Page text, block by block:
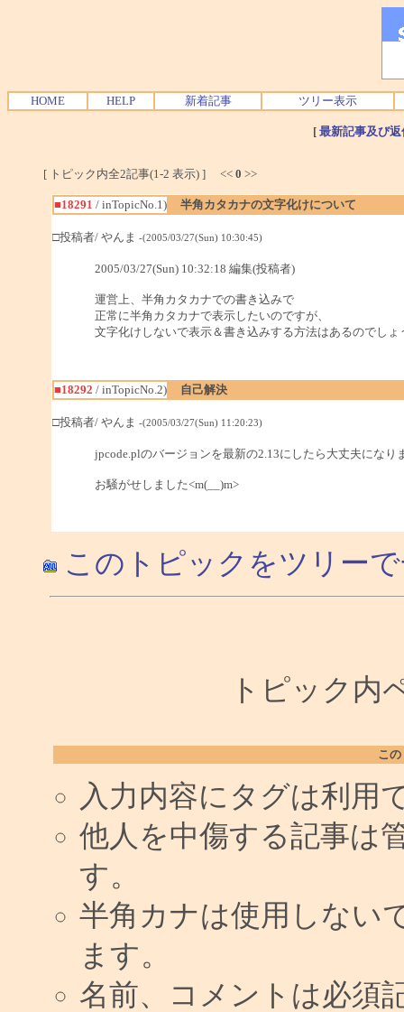
HOME HELP 新着記事 ツリー表示
[ 最新記事及び
[ トピック内全2記事(1-2 表示) ] << 0 >>
■18291 / inTopicNo.1) 半角カタカナの文字化けについて
□投稿者/ やんま -(2005/03/27(Sun) 10:30:45)
2005/03/27(Sun) 10:32:18 編集(投稿者)
運営上、半角カタカナでの書き込みで
正常に半角カタカナで表示したいのですが、
文字化けしないで表示＆書き込みする方法はあるのでしょ
■18292 / inTopicNo.2) 自己解決
□投稿者/ やんま -(2005/03/27(Sun) 11:20:23)
jpcode.plのバージョンを最新の2.13にしたら大丈夫になり
お騒がせしました<m(__)m>
このトピックをツリー
トピック内
こ
入力内容にタグは利用
他人を中傷する記事は
す。
半角カナは使用しない
ます。
名前、コメントは必須